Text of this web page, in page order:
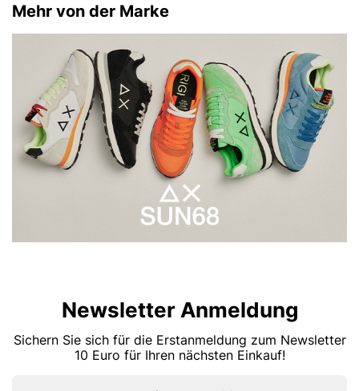
Mehr von der Marke
Newsletter Anmeldung
Sichern Sie sich für die Erstanmeldung zum Newsletter
10 Euro für Ihren nächsten Einkauf!